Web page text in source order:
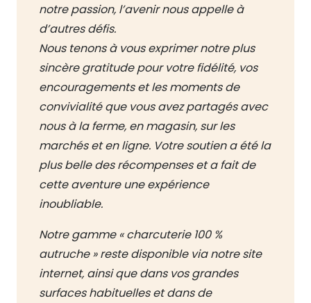
notre passion, l’avenir nous appelle à
d’autres défis.
Nous tenons à vous exprimer notre plus
sincère gratitude pour votre fidélité, vos
encouragements et les moments de
convivialité que vous avez partagés avec
nous à la ferme, en magasin, sur les
marchés et en ligne. Votre soutien a été la
plus belle des récompenses et a fait de
cette aventure une expérience
inoubliable.
Notre gamme « charcuterie 100 %
autruche » reste disponible via notre site
internet, ainsi que dans vos grandes
surfaces habituelles et dans de